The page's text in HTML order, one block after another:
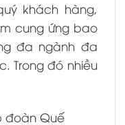
khách hàng,
cung ứng bao
đa ngành đa
Trong đó nhiều
đoàn Quế